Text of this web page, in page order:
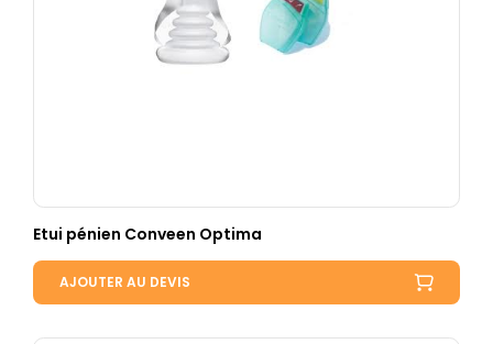
Etui pénien Conveen Optima
AJOUTER AU DEVIS